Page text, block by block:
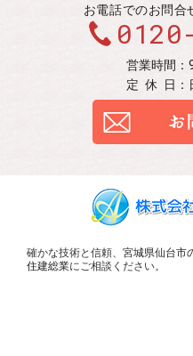
お電話でのお問合
営業時間：
定休 日：
確かな技術と信頼、 宮城県仙台市
住建総業にご相談ください。